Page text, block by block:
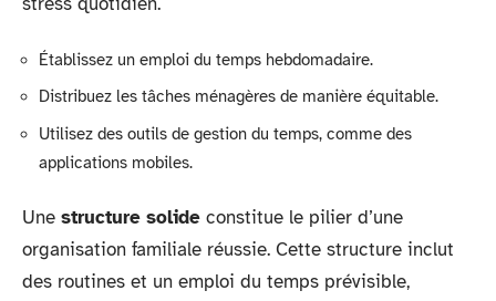
Établissez un emploi du temps hebdomadaire.
Distribuez les tâches ménagères de manière équitable.
Utilisez des outils de gestion du temps, comme des
applications mobiles.
Une structure solide constitue le pilier d’une
organisation familiale réussie. Cette structure inclut
des routines et un emploi du temps prévisible,